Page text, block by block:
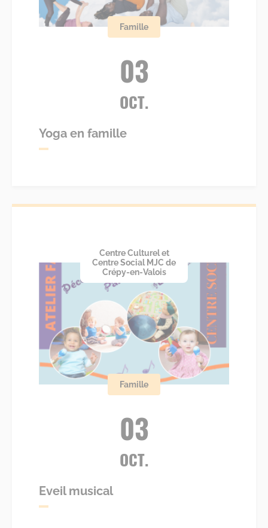
Famille
03
OCT.
Yoga en famille
Centre Culturel et
Centre Social MJC de
Crépy-en-Valois
Famille
03
OCT.
Eveil musical